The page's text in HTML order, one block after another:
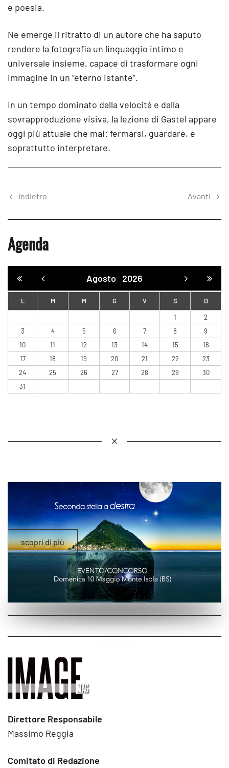
e poesia.
Ne emerge il ritratto di un autore che ha saputo
rendere la fotografia un linguaggio intimo e
universale insieme, capace di trasformare ogni
immagine in un “eterno istante”.
In un tempo dominato dalla velocità e dalla
sovrapproduzione visiva, la lezione di Gastel appare
oggi più attuale che mai: fermarsi, guardare, e
soprattutto interpretare.
Indietro Avanti
Agenda
Agosto 2026
L M M G V S
D
1
2
3
4 5 6 7 8
9
10
11 12 13 14 15
16
17
18 19 20 21 22
23
24
25 26 27 28 29
30
31
Direttore Responsabile
Massimo Reggia
Comitato di Redazione